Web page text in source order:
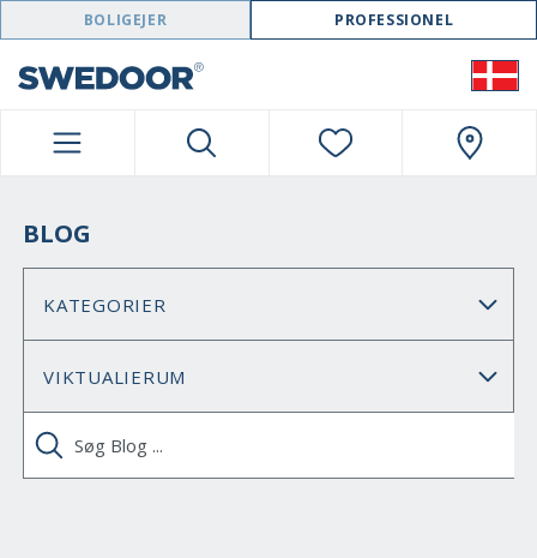
SWEDOOR NAVIGATION
BOLIGEJER PROFESSIONEL
BLOG